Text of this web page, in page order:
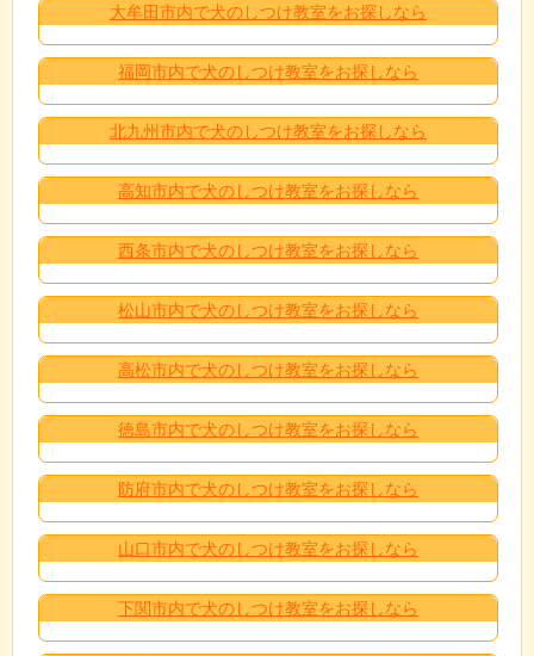
大牟田市内で犬のしつけ教室をお探しなら
福岡市内で犬のしつけ教室をお探しなら
北九州市内で犬のしつけ教室をお探しなら
高知市内で犬のしつけ教室をお探しなら
西条市内で犬のしつけ教室をお探しなら
松山市内で犬のしつけ教室をお探しなら
高松市内で犬のしつけ教室をお探しなら
徳島市内で犬のしつけ教室をお探しなら
防府市内で犬のしつけ教室をお探しなら
山口市内で犬のしつけ教室をお探しなら
下関市内で犬のしつけ教室をお探しなら